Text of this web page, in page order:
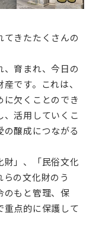
てきたたくさんの
、育まれ、今日の
です。これは、
欠くことのでき
、活用していくこ
醸成につながる
財」、「民俗文化
の文化財のう
のもと管理、保
重点的に保護して